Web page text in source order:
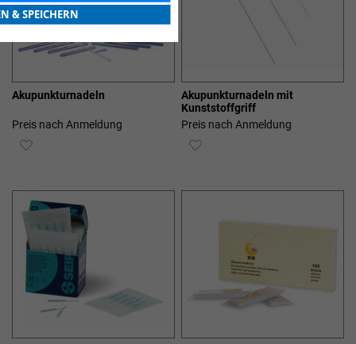
Akupunkturnadeln
Preis nach Anmeldung
ZUR
HINZUFÜGEN
Akupunkturnadeln mit
Kunststoffgriff
Preis nach Anmeldung
ZUR
& SPEICHERN